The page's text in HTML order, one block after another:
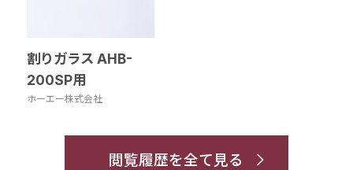
割りガラス AHB-
200SP用
ホーエー株式会社
閲覧履歴を全て見る